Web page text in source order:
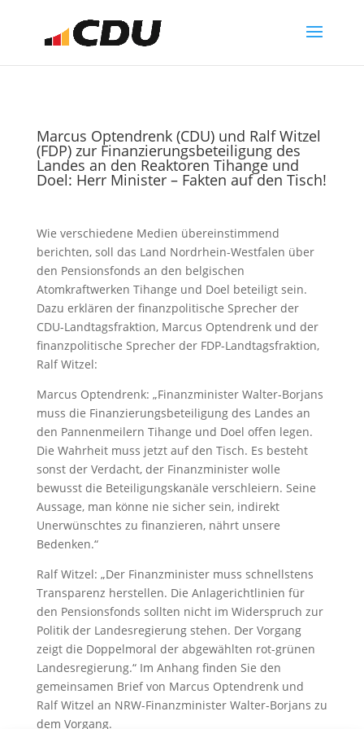
Marcus Optendrenk (CDU) und Ralf Witzel
(FDP) zur Finanzierungsbeteiligung des
Landes an den Reaktoren Tihange und
Doel: Herr Minister – Fakten auf den Tisch!
Wie verschiedene Medien übereinstimmend
berichten, soll das Land Nordrhein-Westfalen über
den Pensionsfonds an den belgischen
Atomkraftwerken Tihange und Doel beteiligt sein.
Dazu erklären der finanzpolitische Sprecher der
CDU-Landtagsfraktion, Marcus Optendrenk und der
finanzpolitische Sprecher der FDP-Landtagsfraktion,
Ralf Witzel:
Marcus Optendrenk: „Finanzminister Walter-Borjans
muss die Finanzierungsbeteiligung des Landes an
den Pannenmeilern Tihange und Doel offen legen.
Die Wahrheit muss jetzt auf den Tisch. Es besteht
sonst der Verdacht, der Finanzminister wolle
bewusst die Beteiligungskanäle verschleiern. Seine
Aussage, man könne nie sicher sein, indirekt
Unerwünschtes zu finanzieren, nährt unsere
Bedenken.“
Ralf Witzel: „Der Finanzminister muss schnellstens
Transparenz herstellen. Die Anlagerichtlinien für
den Pensionsfonds sollten nicht im Widerspruch zur
Politik der Landesregierung stehen. Der Vorgang
zeigt die Doppelmoral der abgewählten rot-grünen
Landesregierung.“ Im Anhang finden Sie den
gemeinsamen Brief von Marcus Optendrenk und
Ralf Witzel an NRW-Finanzminister Walter-Borjans zu
dem Vorgang.